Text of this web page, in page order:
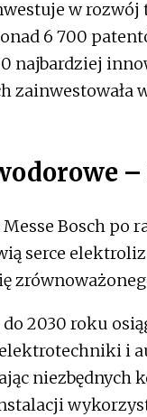
w rozwój
6 700
najbardziej
zainwestowała
Bosch po
serce
2030 roku
i
niezbędnych